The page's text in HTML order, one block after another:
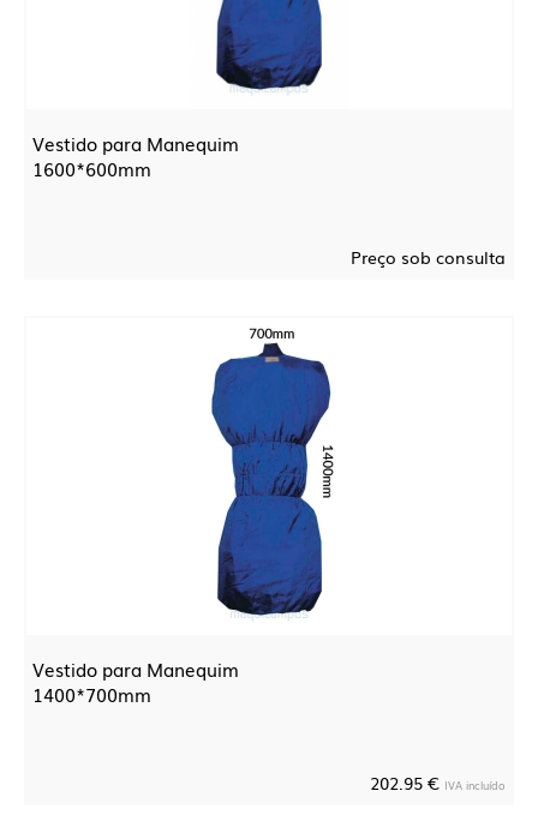
Vestido para Manequim
1600*600mm
Preço sob consulta
Vestido para Manequim
1400*700mm
202.95 € IVA incluído